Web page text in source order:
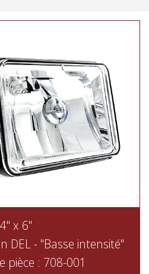
4" x 6"
DEL - "Basse intensité"
pièce : 708-001